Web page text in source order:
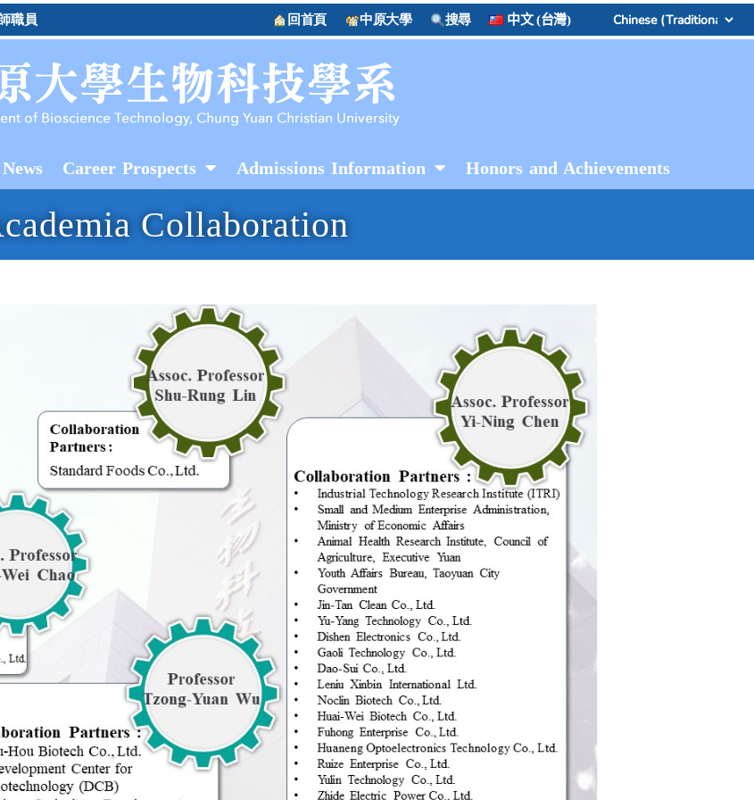
職員 回首頁 中原大學 搜尋 中文 (台灣)
Career Prospects Admissions Information Honors and Achievements
Collaboration